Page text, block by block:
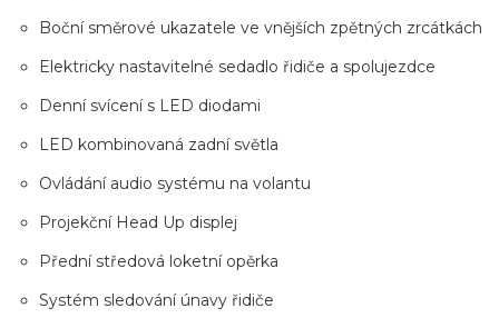
Boční směrové ukazatele ve vnějších zpětných zrcátkách
Elektricky nastavitelné sedadlo řidiče a spolujezdce
Denní svícení s LED diodami
LED kombinovaná zadní světla
Ovládání audio systému na volantu
Projekční Head Up displej
Přední středová loketní opěrka
Systém sledování únavy řidiče